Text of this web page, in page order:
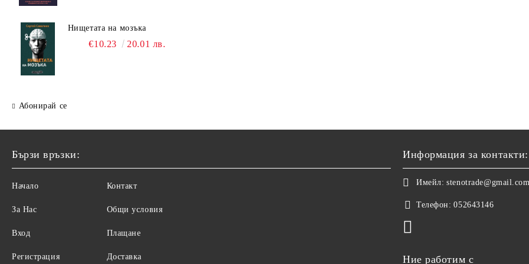
Нищетата на мозъка
€10.23 20.01 лв.
Абонирай се
Бързи връзки:
Начало
За Нас
Вход
Регистрация
Контакт
Общи условия
Плащане
Доставка
Информация за контакти:
Имейл:
Телефон: 052643146
Ние работим с